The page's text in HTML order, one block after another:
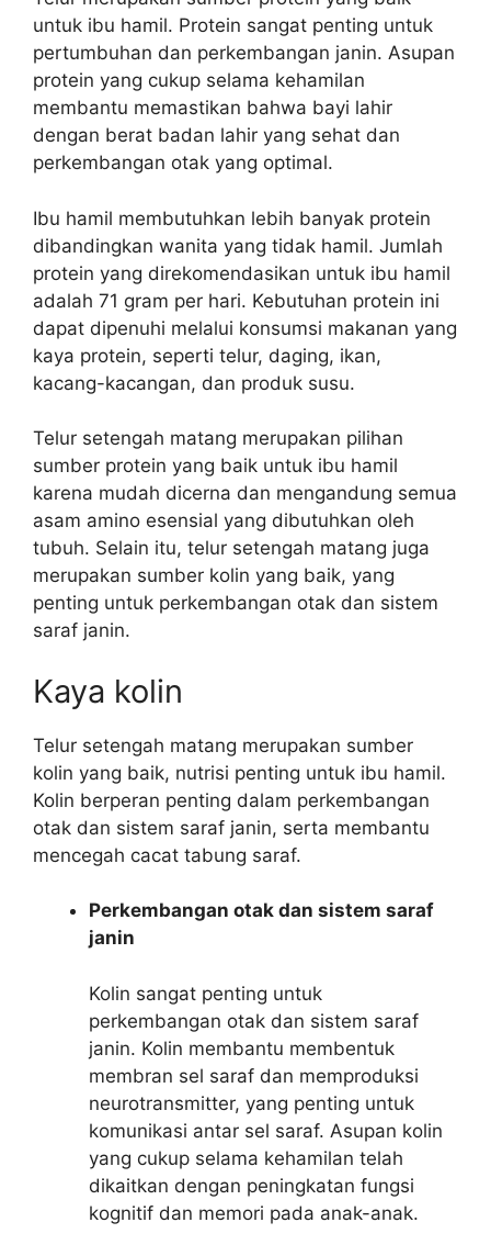
untuk ibu hamil. Protein sangat penting untuk
pertumbuhan dan perkembangan janin. Asupan
protein yang cukup selama kehamilan
membantu memastikan bahwa bayi lahir
dengan berat badan lahir yang sehat dan
perkembangan otak yang optimal.
Ibu hamil membutuhkan lebih banyak protein
dibandingkan wanita yang tidak hamil. Jumlah
protein yang direkomendasikan untuk ibu hamil
adalah 71 gram per hari. Kebutuhan protein ini
dapat dipenuhi melalui konsumsi makanan yang
kaya protein, seperti telur, daging, ikan,
kacang-kacangan, dan produk susu.
Telur setengah matang merupakan pilihan
sumber protein yang baik untuk ibu hamil
karena mudah dicerna dan mengandung semua
asam amino esensial yang dibutuhkan oleh
tubuh. Selain itu, telur setengah matang juga
merupakan sumber kolin yang baik, yang
penting untuk perkembangan otak dan sistem
saraf janin.
Kaya kolin
Telur setengah matang merupakan sumber
kolin yang baik, nutrisi penting untuk ibu hamil.
Kolin berperan penting dalam perkembangan
otak dan sistem saraf janin, serta membantu
mencegah cacat tabung saraf.
Perkembangan otak dan sistem saraf
janin
Kolin sangat penting untuk
perkembangan otak dan sistem saraf
janin. Kolin membantu membentuk
membran sel saraf dan memproduksi
neurotransmitter, yang penting untuk
komunikasi antar sel saraf. Asupan kolin
yang cukup selama kehamilan telah
dikaitkan dengan peningkatan fungsi
kognitif dan memori pada anak-anak.